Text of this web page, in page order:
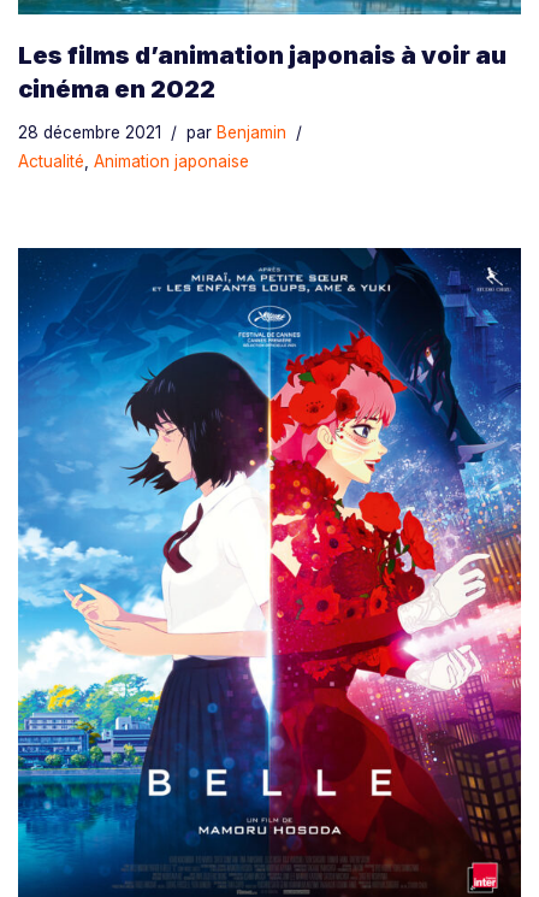
Les films d’animation japonais à voir au
cinéma en 2022
28 décembre 2021 par Benjamin
Actualité, Animation japonaise